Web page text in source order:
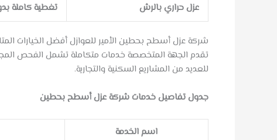
عزل حراري بالرش
تغطية كاملة
شركة عزل أسطح بحطين الأمير للعوازل أفضل الخيارات
تقدم الجهة المتخصصة خدمات متكاملة تشمل الفحص
للعديد من المشاريع السكنية والتجارية.
جدول تفاصيل خدمات شركة عزل أسطح بحطين
اسم الخدمة